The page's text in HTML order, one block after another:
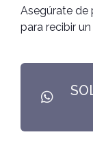
Asegúrate de
para recibir